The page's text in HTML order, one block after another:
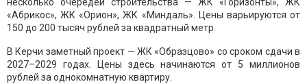
несколько очередей строительства — ЖК «Горизонты», ЖК
«Абрикос», ЖК «Орион», ЖК «Миндаль». Цены варьируются от
150 до 200 тысяч рублей за квадратный метр.
В Керчи заметный проект — ЖК «Образцово» со сроком сдачи в
2027–2029 годах. Цены здесь начинаются от 5 миллионов
рублей за однокомнатную квартиру.